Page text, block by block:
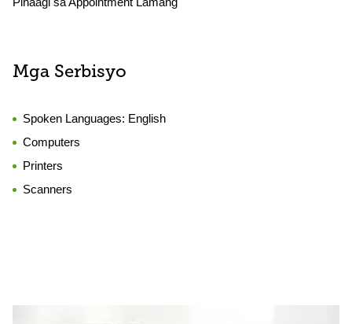
Mga Serbisyo
Spoken Languages: English
Computers
Printers
Scanners